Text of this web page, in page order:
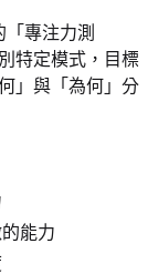
專注力測
特定模式，目標
」與「為何」分
能力